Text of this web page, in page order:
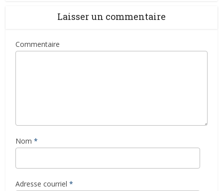
Laisser un commentaire
Commentaire
Nom *
Adresse courriel *